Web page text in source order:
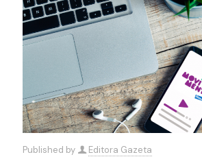
Published by
Editora Gazeta